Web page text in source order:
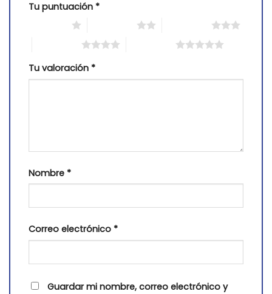
Tu puntuación *
Tu valoración *
Nombre *
Correo electrónico *
Guardar mi nombre, correo electrónico y